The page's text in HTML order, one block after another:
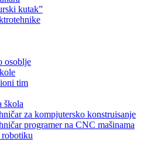
kutak”
osoblje
tim
škola
za kompjutersko konstruisanje
programer na CNC mašinama
robotiku